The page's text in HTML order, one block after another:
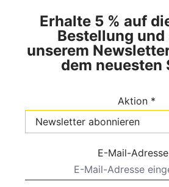
Erhalte 5 % auf
Bestellung
unserem
dem neuesten
Aktion *
E-Mail-Adresse